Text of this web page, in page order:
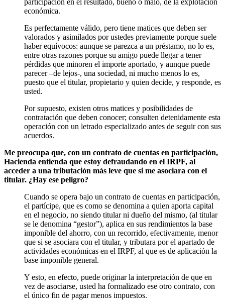
económica.
Es perfectamente válido, pero tiene matices que deben ser
valorados y asimilados por ustedes previamente porque suele
haber equívocos: aunque se parezca a un préstamo, no lo es,
entre otras razones porque su amigo puede llegar a tener
pérdidas que minoren el importe aportado, y aunque puede
parecer –de lejos-, una sociedad, ni mucho menos lo es,
puesto que el titular, propietario y quien decide, y responde, es
usted.
Por supuesto, existen otros matices y posibilidades de
contratación que deben conocer; consulten detenidamente esta
operación con un letrado especializado antes de seguir con sus
acuerdos.
Me preocupa que, con un contrato de cuentas en participación,
Hacienda entienda que estoy defraudando en el IRPF, al
acceder a una tributación más leve que si me asociara con el
titular. ¿Hay ese peligro?
Cuando se opera bajo un contrato de cuentas en participación,
el partícipe, que es como se denomina a quien aporta capital
en el negocio, no siendo titular ni dueño del mismo, (al titular
se le denomina “gestor”), aplica en sus rendimientos la base
imponible del ahorro, con un recorrido, efectivamente, menor
que si se asociara con el titular, y tributara por el apartado de
actividades económicas en el IRPF, al que es de aplicación la
base imponible general.
Y esto, en efecto, puede originar la interpretación de que en
vez de asociarse, usted ha formalizado ese otro contrato, con
el único fin de pagar menos impuestos.